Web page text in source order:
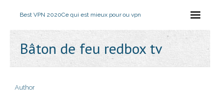
Best VPN 2020Ce qui est mieux pour ou vpn
Bâton de feu redbox tv
Author